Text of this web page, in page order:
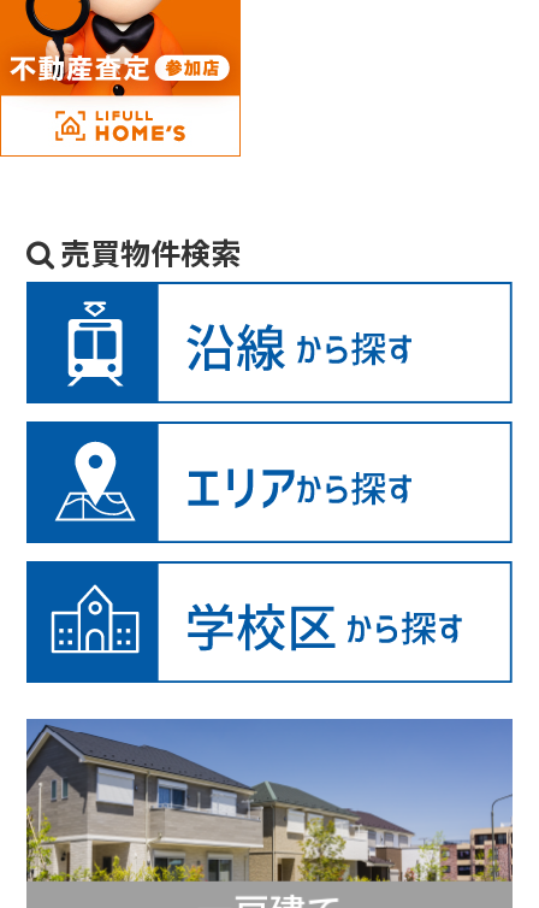
売買物件検索